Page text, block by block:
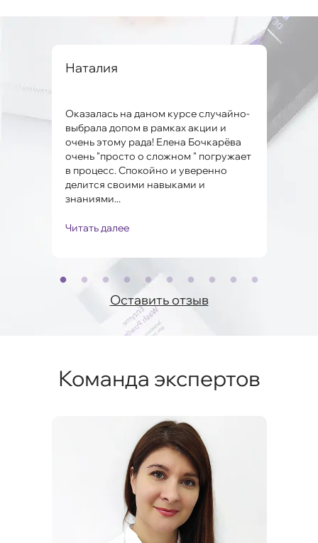
Наталия
Оказалась на даном курсе случайно-
выбрала допом в рамках акции и
очень этому рада! Елена Бочкарёва
очень "просто о сложном " погружает
в процесс. Спокойно и уверенно
делится своими навыками и
знаниями...
Читать далее
Оставить отзыв
Команда экспертов